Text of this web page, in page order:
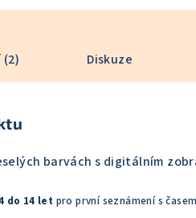
Diskuze
barvách s digitálním
do 14 let pro první seznámení s